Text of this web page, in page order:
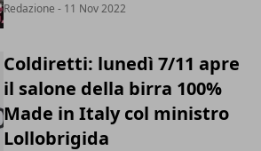
Redazione - 11 Nov 2022
Coldiretti: lunedì 7/11 apre
il salone della birra 100%
Made in Italy col ministro
Lollobrigida